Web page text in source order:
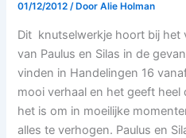
01/12/2012/ DoorAlie Holman
Dit knutselwerkje hoort bij het
van Paulus en Silas in de
vinden in Handelingen 16
mooi verhaal en het geeft
het is om in moeilijke
alles te verhogen. Paulus en